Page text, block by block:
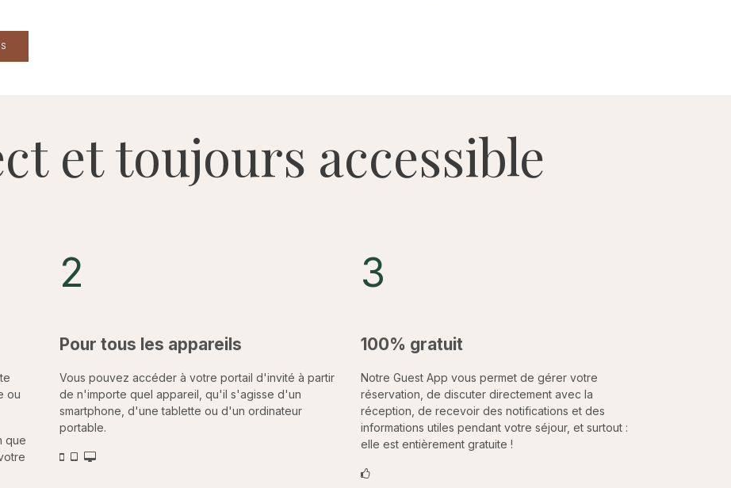
et toujours accessible
ou
que
2
Pour tous les appareils
Vous pouvez accéder à votre portail d'invité à partir
de n'importe quel appareil, qu'il s'agisse d'un
smartphone, d'une tablette ou d'un ordinateur
portable.
3
100% gratuit
Notre Guest App vous permet de gérer votre
réservation, de discuter directement avec la
réception, de recevoir des notifications et des
informations utiles pendant votre séjour, et surtout :
elle est entièrement gratuite !